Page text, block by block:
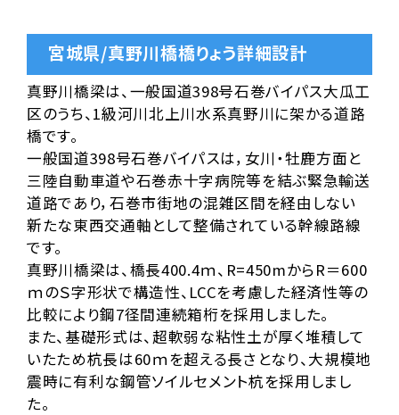
宮城県/真野川橋橋りょう詳細設計
真野川橋梁は、一般国道398号石巻バイパス大瓜工
区のうち、1級河川北上川水系真野川に架かる道路
橋です。
一般国道398号石巻バイパスは，女川・牡鹿方面と
三陸自動車道や石巻赤十字病院等を結ぶ緊急輸送
道路であり，石巻市街地の混雑区間を経由しない
新たな東西交通軸として整備されている幹線路線
です。
真野川橋梁は、橋長400.4ｍ、R=450mからR＝600
ｍのＳ字形状で構造性、LCCを考慮した経済性等の
比較により鋼7径間連続箱桁を採用しました。
また、基礎形式は、超軟弱な粘性土が厚く堆積して
いたため杭長は60ｍを超える長さとなり、大規模地
震時に有利な鋼管ソイルセメント杭を採用しまし
た。